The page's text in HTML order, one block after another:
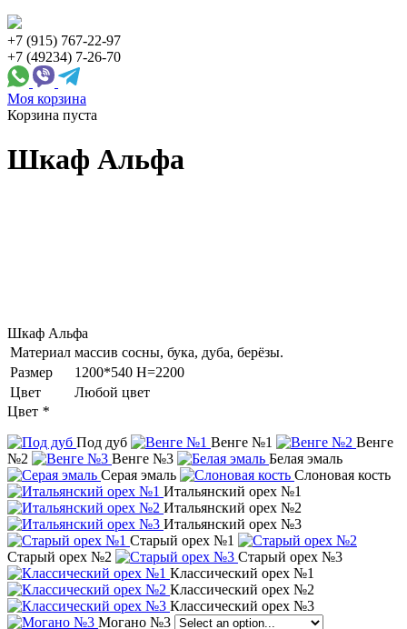
+7 (915) 767-22-97
+7 (49234) 7-26-70
Моя корзина
Корзина пуста
Шкаф Альфа
Шкаф Альфа
Материал массив сосны, бука, дуба, берёзы.
Размер
1200*540 Н=2200
Цвет
Любой цвет
Цвет *
Под дуб
Венге №1
Венге
№2
Венге №3
Белая эмаль
Серая эмаль
Слоновая кость
Итальянский орех №1
Итальянский орех №2
Итальянский орех №3
Старый орех №1
Старый орех №2
Старый орех №3
Классический орех №1
Классический орех №2
Классический орех №3
Могано №3